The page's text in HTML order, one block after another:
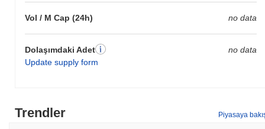
Vol / M Cap (24h) no data
Dolaşımdaki Adet
Update supply form
no data
Trendler Piyasaya